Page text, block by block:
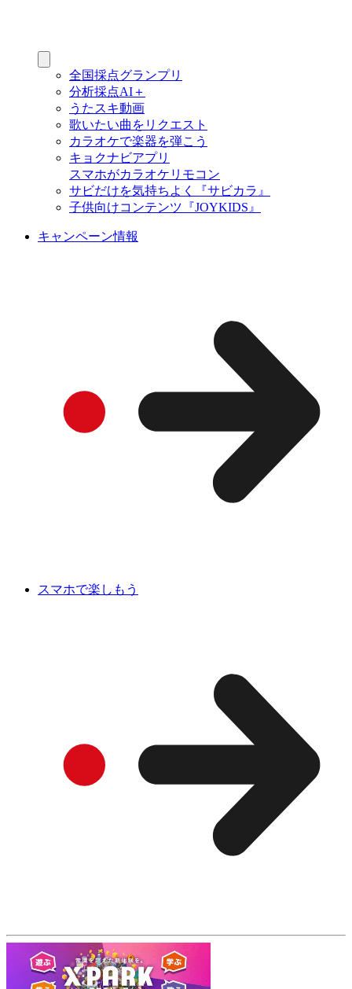
全国採点グランプリ
分析採点AI＋
うたスキ動画
歌いたい曲をリクエスト
カラオケで楽器を弾こう
キョクナビアプリ
スマホがカラオケリモコン
サビだけを気持ちよく『サビカラ』
子供向けコンテンツ『JOYKIDS』
キャンペーン情報
スマホで楽しもう